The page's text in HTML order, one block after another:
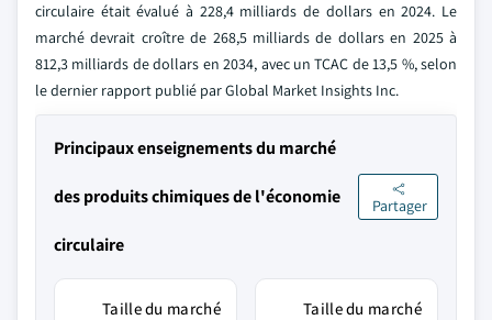
circulaire était évalué à 228,4 milliards de dollars en 2024. Le
marché devrait croître de 268,5 milliards de dollars en 2025 à
812,3 milliards de dollars en 2034, avec un TCAC de 13,5 %, selon
le dernier rapport publié par Global Market Insights Inc.
Principaux enseignements du marché
des produits chimiques de l'économie
circulaire
Partager
Taille du marché
Taille du marché